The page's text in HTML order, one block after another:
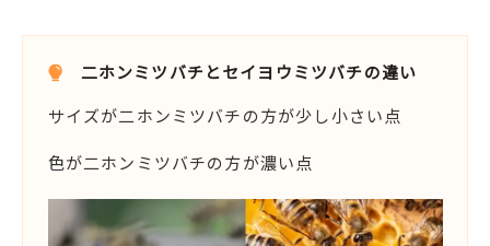
二ホンミツバチとセイヨウミツバチの違い
サイズが二ホンミツバチの方が少し小さい点
色が二ホンミツバチの方が濃い点